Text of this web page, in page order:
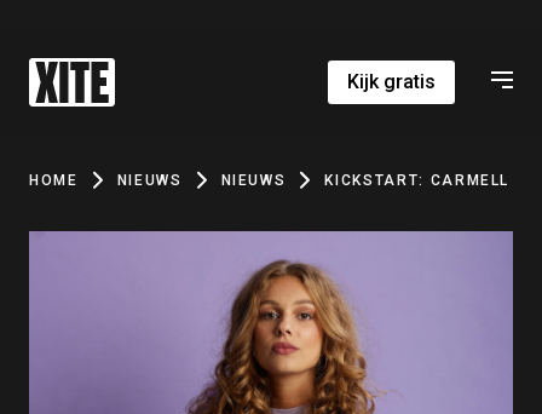
Kijk gratis
HOME NIEUWS NIEUWS KICKSTART: CARMELL